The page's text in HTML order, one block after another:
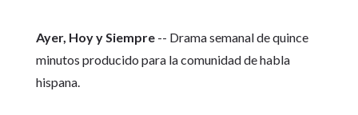
Ayer, Hoy y Siempre-- Drama semanal de quince
minutos producido para la comunidad de habla
hispana.